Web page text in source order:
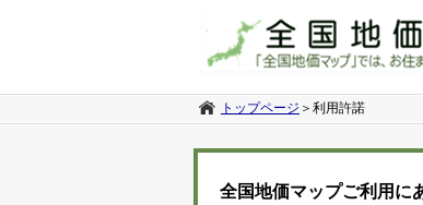
トップページ ＞ 利用許諾
全国地価マップご利用に